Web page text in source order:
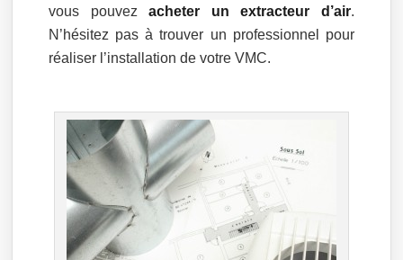
vous pouvezacheter un extracteur d’air.
N’hésitez pas à trouver un professionnel pour
réaliser l’installation de votre VMC.